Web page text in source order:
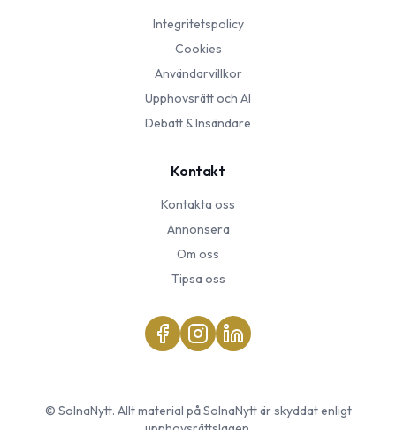
Integritetspolicy
Cookies
Användarvillkor
Upphovsrätt och AI
Debatt & Insändare
Kontakt
Kontakta oss
Annonsera
Om oss
Tipsa oss
© SolnaNytt. Allt material påSolnaNyttär skyddat enligt